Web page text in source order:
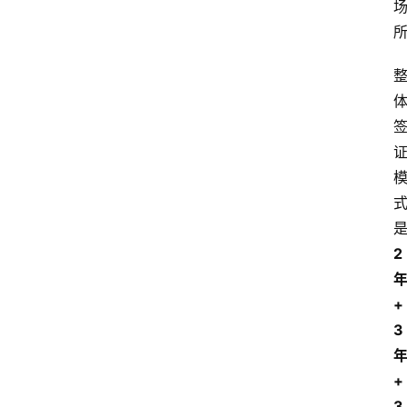
场
所
整
体
签
证
模
式
是
2
年
+
3
年
+